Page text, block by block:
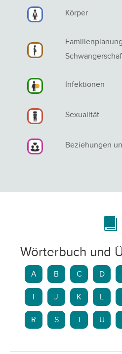
Körper
Infektionen
Sexualität
Beziehungen
Wörterbuch und
A B C D
J K L
R S T U